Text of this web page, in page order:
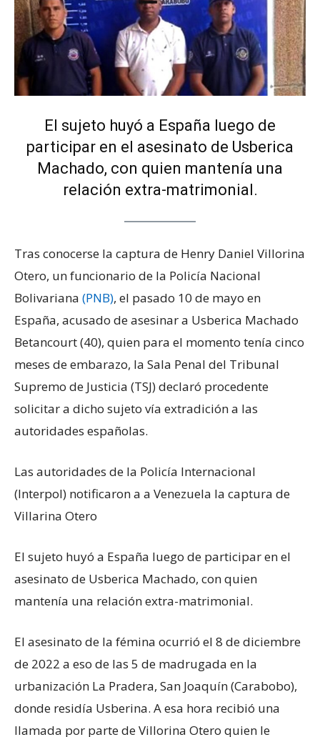
El sujeto huyó a España luego de
participar en el asesinato de Usberica
Machado, con quien mantenía una
relación extra-matrimonial.
Tras conocerse la captura de Henry Daniel Villorina
Otero, un funcionario de la Policía Nacional
Bolivariana (PNB), el pasado 10 de mayo en
España, acusado de asesinar a Usberica Machado
Betancourt (40), quien para el momento tenía cinco
meses de embarazo, la Sala Penal del Tribunal
Supremo de Justicia (TSJ) declaró procedente
solicitar a dicho sujeto vía extradición a las
autoridades españolas.
Las autoridades de la Policía Internacional
(Interpol) notificaron a a Venezuela la captura de
Villarina Otero
El sujeto huyó a España luego de participar en el
asesinato de Usberica Machado, con quien
mantenía una relación extra-matrimonial.
El asesinato de la fémina ocurrió el 8 de diciembre
de 2022 a eso de las 5 de madrugada en la
urbanización La Pradera, San Joaquín (Carabobo),
donde residía Usberina. A esa hora recibió una
llamada por parte de Villorina Otero quien le